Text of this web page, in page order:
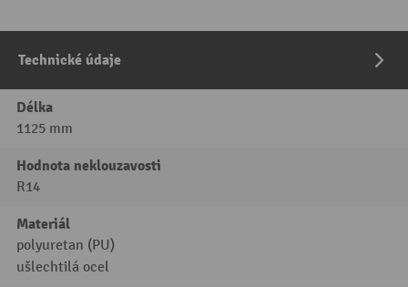
Technické údaje
Délka
1125 mm
Hodnota neklouzavosti
R14
Materiál
polyuretan (PU)
ušlechtilá ocel